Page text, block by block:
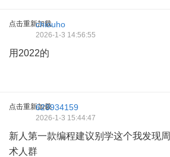
点击重新加载chiouho
2026-1-3 14:56:55
用2022的
点击重新加载623934159
2026-1-3 15:44:47
新人第一款编程建议别学这个我发现
术人群